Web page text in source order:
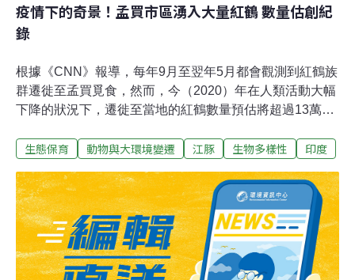
疫情下的奇景！孟買市區湧入大量紅鶴 數量估創紀
錄
根據《CNN》報導，每年9月至翌年5月都會觀測到紅鶴族
群遷徙至孟買覓食，然而，今（2020）年在人類活動大幅
下降的狀況下，遷徙至當地的紅鶴數量預估將超過13萬
主任科特（Rahul Khot）表示，在人類社交活動暫停後，
常相異，已有族群擴展至以往少見紅鶴蹤跡的濕地。印度
境內陸續傳出野生動物受益於武漢肺炎疫情的消息，不只
德里湧入大量猴群，極瀕危的恆河江豚也在多年來首度被
觀測到活體行為；顯示出人類活動暫停，讓我們的地球鄰
居們產生明顯變化。
生態保育 動物與大環境變遷 江豚 生物多樣性 印度